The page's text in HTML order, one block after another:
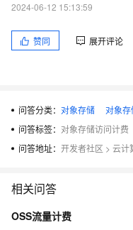
2024-06-12 15:13:59
赞同 展开评论
问答分类： 对象存储
对象存
问答标签： 对象存储访问计费
问答地址： 开发者社区 > 云计
相关问答
OSS流量计费